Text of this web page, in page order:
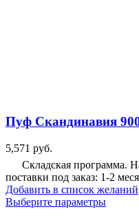
Пуф Скандинавия
5,571 руб.
Складская программа.
поставки под заказ: 1-2
Добавить в список желаний
Выберите параметрыЭтот